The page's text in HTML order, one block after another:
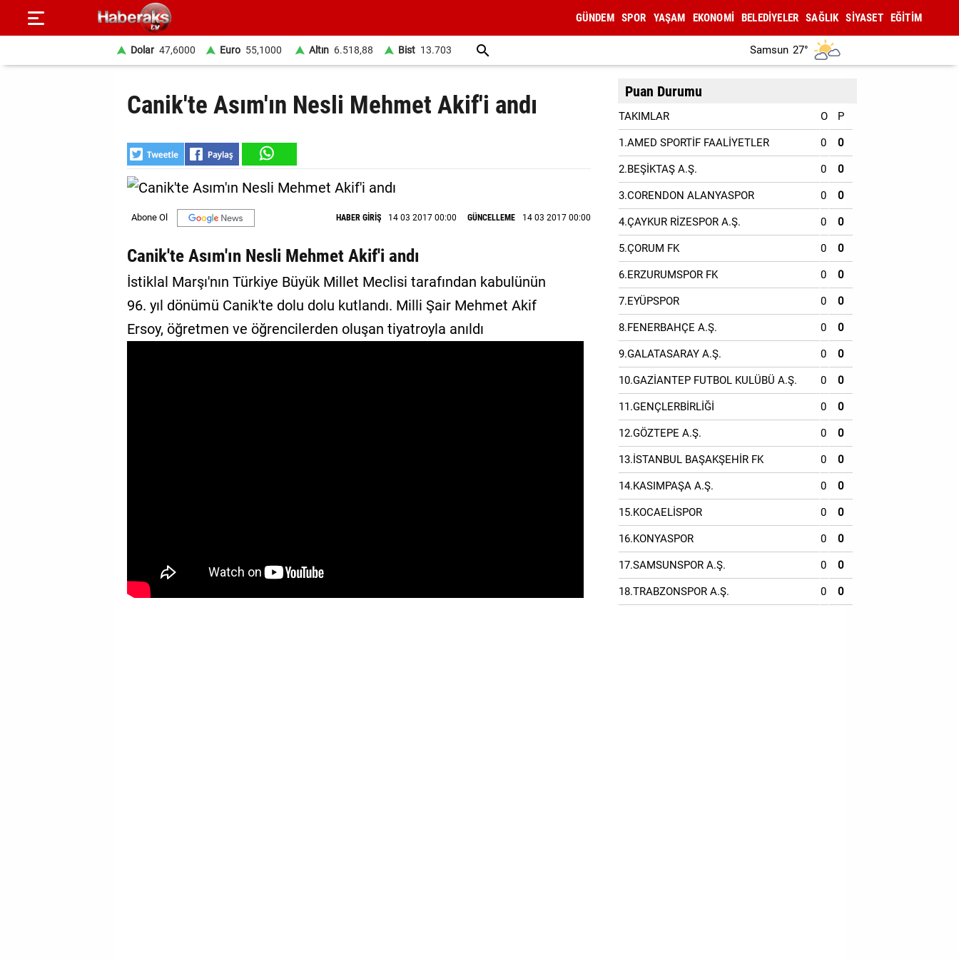
GÜNDEM SPOR YAŞAM EKONOMİ BELEDİYELER SAĞLIK SİYASET EĞİTİM
Dolar 47,6000 Euro 55,1000 Altın 6.518,88 Bist 13.703 Samsun 27°
Canik'te Asım'ın Nesli Mehmet Akif'i andı
HABER GİRİŞ 14 03 2017 00:00 GÜNCELLEME 14 03 2017 00:00
Canik'te Asım'ın Nesli Mehmet Akif'i andı
İstiklal Marşı'nın Türkiye Büyük Millet Meclisi tarafından kabulünün
96. yıl dönümü Canik'te dolu dolu kutlandı. Milli Şair Mehmet Akif
Ersoy, öğretmen ve öğrencilerden oluşan tiyatroyla anıldı
Puan Durumu
TAKIMLAR O P
1.AMED SPORTİF FAALİYETLER 0 0
2.BEŞİKTAŞ A.Ş. 0 0
3.CORENDON ALANYASPOR 0 0
4.ÇAYKUR RİZESPOR A.Ş. 0 0
5.ÇORUM FK 0 0
6.ERZURUMSPOR FK 0 0
7.EYÜPSPOR 0 0
8.FENERBAHÇE A.Ş. 0 0
9.GALATASARAY A.Ş. 0 0
10.GAZİANTEP FUTBOL KULÜBÜ A.Ş. 0 0
11.GENÇLERBİRLİĞİ 0 0
12.GÖZTEPE A.Ş. 0 0
13.İSTANBUL BAŞAKŞEHİR FK 0 0
14.KASIMPAŞA A.Ş. 0 0
15.KOCAELİSPOR 0 0
16.KONYASPOR 0 0
17.SAMSUNSPOR A.Ş. 0 0
18.TRABZONSPOR A.Ş. 0 0